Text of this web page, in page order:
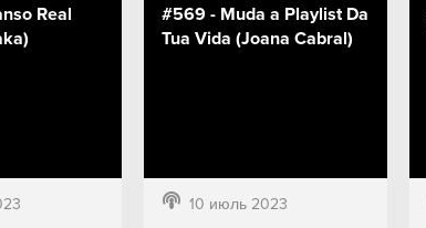
Real
#569 - Muda a Playlist Da
Tua Vida (Joana Cabral)
10 июль 2023